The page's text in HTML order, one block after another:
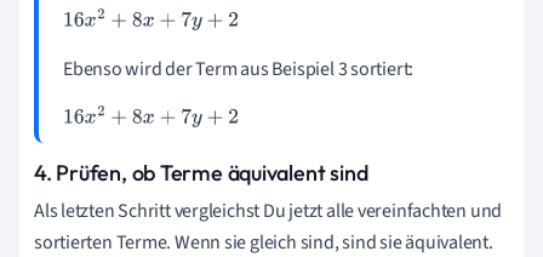
16x2+ 8x +7y+2
Ebenso wird der Term aus Beispiel 3 sortiert:
16x2+ 8x +7y+2
4. Prüfen, ob Terme äquivalent sind
Als letzten Schritt vergleichst Du jetzt alle vereinfachten und
sortierten Terme. Wenn sie gleich sind, sind sie äquivalent.